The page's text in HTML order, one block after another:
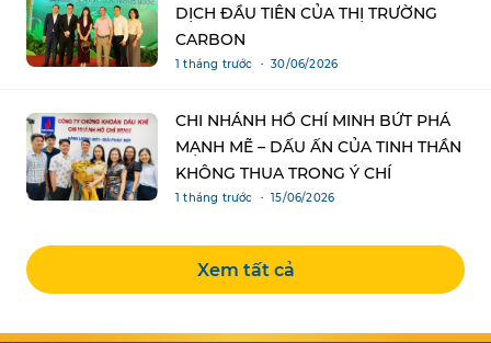
DỊCH ĐẦU TIÊN CỦA THỊ TRƯỜNG
CARBON
1 tháng trước ・ 30/06/2026
CHI NHÁNH HỒ CHÍ MINH BỨT PHÁ
MẠNH MẼ – DẤU ẤN CỦA TINH THẦN
KHÔNG THUA TRONG Ý CHÍ
1 tháng trước ・ 15/06/2026
Xem tất cả